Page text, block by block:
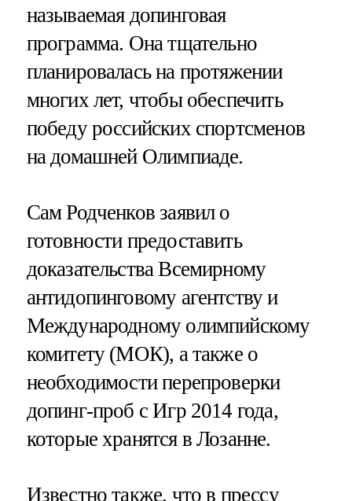
называемая допинговая
программа. Она тщательно
планировалась на протяжении
многих лет, чтобы обеспечить
победу российских спортсменов
на домашней Олимпиаде.
Сам Родченков заявил о
готовности предоставить
доказательства Всемирному
антидопинговому агентству и
Международному олимпийскому
комитету (МОК), а также о
необходимости перепроверки
допинг-проб с Игр 2014 года,
которые хранятся в Лозанне.
Известно также, что в прессу